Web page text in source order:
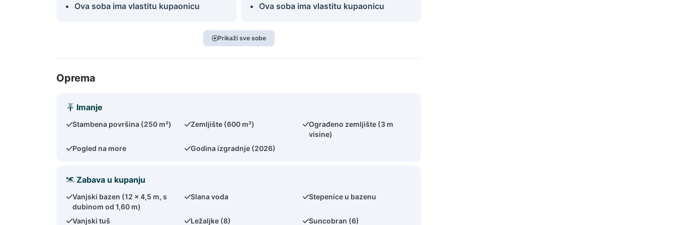
Ova soba ima vlastitu kupaonicu
Ova soba ima vlastitu kupaonicu
Prikaži sve sobe
Oprema
Imanje
Stambena površina (250 m²) Zemljište (600 m²)
Ograđeno zemljište (3 m
visine)
Pogled na more
Godina izgradnje (2026)
Zabava u kupanju
Vanjski bazen (12 x 4,5 m, s
dubinom od 1,60 m)
Slana voda Stepenice u bazenu
Vanjski tuš Ležaljke (8) Suncobran (6)